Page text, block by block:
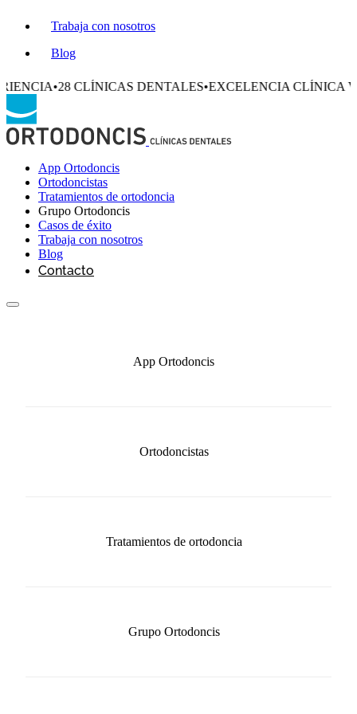
Trabaja con nosotros
Blog
CLÍNICAS DENTALES •EXCELENCIA CLÍNICA
App Ortodoncis
Ortodoncistas
Tratamientos de ortodoncia
Grupo Ortodoncis
Casos de éxito
Trabaja con nosotros
Blog
Contacto
App Ortodoncis
Ortodoncistas
Tratamientos de ortodoncia
Grupo Ortodoncis